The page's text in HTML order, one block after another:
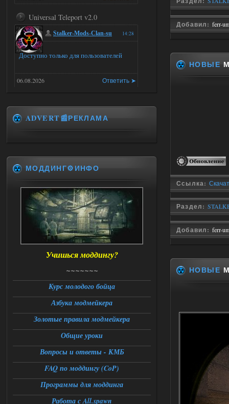
Добавил: ferr-
НОВЫЕ
Ссылка:
Раздел:
Добавил: ferr-
НОВЫЕ
Universal Teleport v2.0
14:28
Stalker-Mods-Clan-su
Доступно только для пользователей
Ответить ➤
06.08.2026
DEDULYA-1967
06.08.2026
Universal Teleport v2.0
12:26
Stalker-Mods-Clan-su
Доступно только для пользователей
Ответить ➤
06.08.2026
DEDULYA-1967
Поставил на чистый сталкер
10006, сразу
msg_box_kicked_by_server:picture
Ответить ➤
06.08.2026
Спавнер + Правки + Античит - Dead
City Final
Stalker-Mods-Clan-su
ADVERT📰РЕКЛАМА
МОДДИНГ⚙️ИНФО
Учишься моддингу?
~~~~~~~
Курс молодого бойца
Азбука модмейкера
Золотые правила модмейкера
Общие уроки
Вопросы и ответы - КМБ
FAQ по моддингу (CoP)
Программы для моддинга
Работа с All.spawn